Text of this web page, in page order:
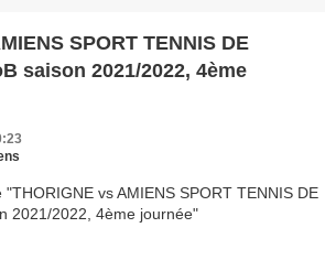
SPORT TENNIS DE
saison 2021/2022, 4ème